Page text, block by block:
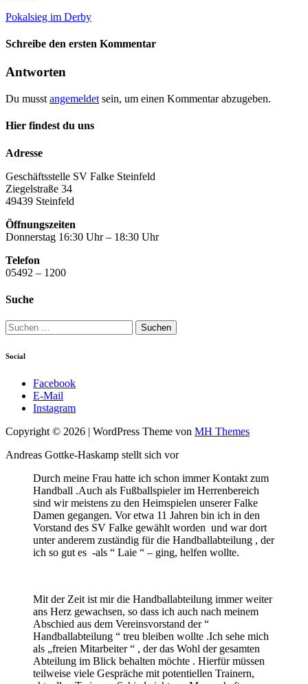
Pokalsieg im Derby
Schreibe den ersten Kommentar
Antworten
Du musst angemeldet sein, um einen Kommentar abzugeben.
Hier findest du uns
Adresse
Geschäftsstelle SV Falke Steinfeld
Ziegelstraße 34
49439 Steinfeld
Öffnungszeiten
Donnerstag 16:30 Uhr – 18:30 Uhr
Telefon
05492 – 1200
Suche
Suchen
nach:
Social
Facebook
E-Mail
Instagram
Copyright © 2026 | WordPress Theme von MH Themes
Andreas Gottke-Haskamp stellt sich vor
Durch meine Frau hatte ich schon immer Kontakt zum
Handball .Auch als Fußballspieler im Herrenbereich
sind wir meistens zu den Heimspielen unserer Falke
Damen gegangen. Vor etwa 11 Jahren bin ich in den
Vorstand des SV Falke gewählt worden und war dort
unter anderem zuständig für die Handballabteilung , der
ich so gut es -als “ Laie “ – ging, helfen wollte.
Mit der Zeit ist mir die Handballabteilung immer weiter
ans Herz gewachsen, so dass ich auch nach meinem
Abschied aus dem Vereinsvorstand der “
Handballabteilung “ treu bleiben wollte .Ich sehe mich
als „freien Mitarbeiter “ , der das Wohl der gesamten
Abteilung im Blick behalten möchte . Hierfür müssen
teilweise viele Gespräche mit potentiellen Trainern,